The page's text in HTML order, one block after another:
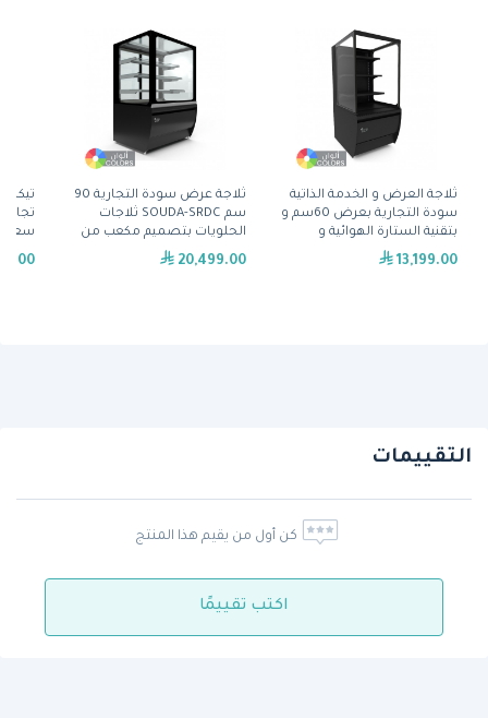
ثلاجة العرض و الخدمة الذاتية
سودة التجارية بعرض 60سم و
بتقنية الستارة الهوائية و
من برودان - ألوان
13,199.00
ثلاجة عرض سودة التجارية 90
سم SOUDA-SRDC ثلاجات
الحلويات بتصميم مكعب من
SRDC-900-BLK)
20,499.00
التقييمات
كن أول من يقيم هذا المنتج
اكتب تقييمًا